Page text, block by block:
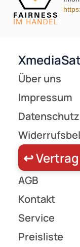
Preisliste
Versandkosten
Zahlungsarten
Unsere Leistungen